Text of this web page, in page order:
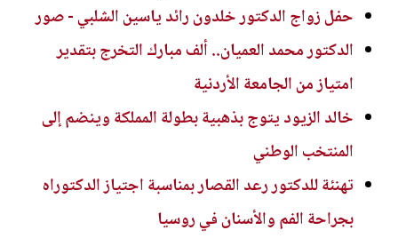
حفل زواج الدكتور خلدون رائد ياسين الشلبي - صور
الدكتور محمد العميان.. ألف مبارك التخرج بتقدير
امتياز من الجامعة الأردنية
خالد الزيود يتوج بذهبية بطولة المملكة وينضم إلى
المنتخب الوطني
تهنئة للدكتور رعد القصار بمناسبة اجتياز الدكتوراه
بجراحة الفم والأسنان في روسيا